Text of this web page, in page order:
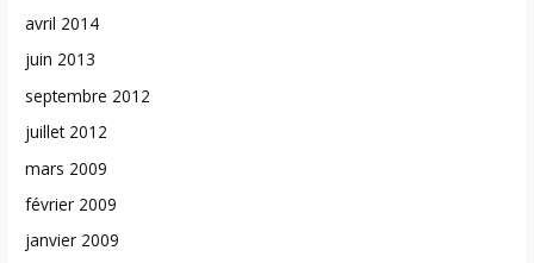
avril 2014
juin 2013
septembre 2012
juillet 2012
mars 2009
février 2009
janvier 2009